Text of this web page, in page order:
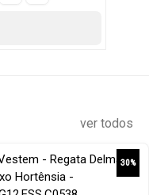
ver todos
30%